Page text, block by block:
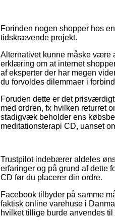
Forinden nogen shopper hos
tidskrævende projekt.
Alternativet kunne måske være
erklæring om at internet
af eksperter der har megen
du forvoldes dilemmaer i
Foruden dette er det
med ordren, fx hvilken returret
stadigvæk beholder ens
meditationsterapi CD, uanset
Trustpilot indebærer aldeles
erfaringer og på grund af dette
CD før du placerer din ordre.
Facebook tilbyder på samme
faktisk online varehuse i
hvilket tillige burde anvendes